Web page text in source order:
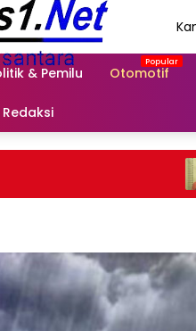
& Pemilu Otomotif
Redaksi
Polsek